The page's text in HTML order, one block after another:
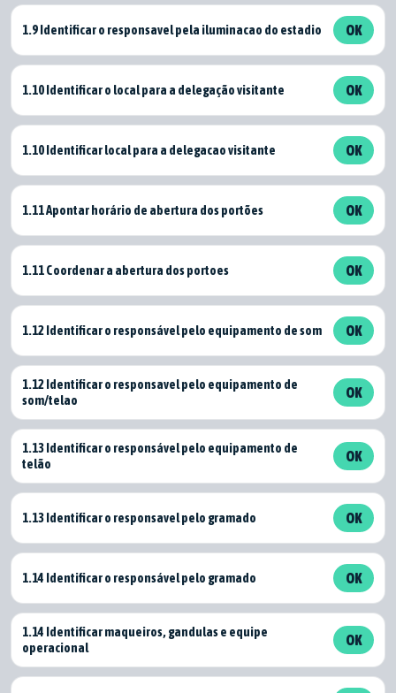
1.9 Identificar o responsavel pela iluminacao do estadio OK
1.10 Identificar o local para a delegação visitante OK
1.10 Identificar local para a delegacao visitante OK
1.11 Apontar horário de abertura dos portões OK
1.11 Coordenar a abertura dos portoes OK
1.12 Identificar o responsável pelo equipamento de som OK
1.12 Identificar o responsavel pelo equipamento de
som/telao
OK
1.13 Identificar o responsável pelo equipamento de
telão
OK
1.13 Identificar o responsavel pelo gramado OK
1.14 Identificar o responsável pelo gramado OK
1.14 Identificar maqueiros, gandulas e equipe
operacional
OK